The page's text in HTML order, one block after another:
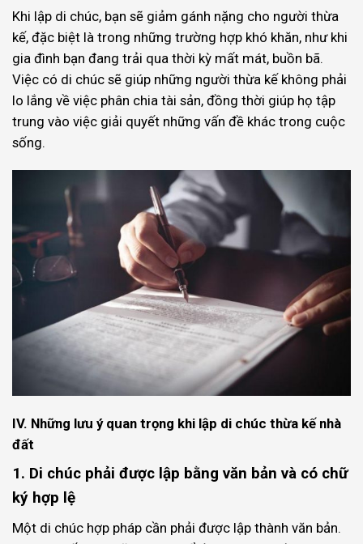
Khi lập di chúc, bạn sẽ giảm gánh nặng cho người thừa
kế, đặc biệt là trong những trường hợp khó khăn, như khi
gia đình bạn đang trải qua thời kỳ mất mát, buồn bã.
Việc có di chúc sẽ giúp những người thừa kế không phải
lo lắng về việc phân chia tài sản, đồng thời giúp họ tập
trung vào việc giải quyết những vấn đề khác trong cuộc
sống.
IV. Những lưu ý quan trọng khi lập di chúc thừa kế nhà
đất
1. Di chúc phải được lập bằng văn bản và có chữ
ký hợp lệ
Một di chúc hợp pháp cần phải được lập thành văn bản.